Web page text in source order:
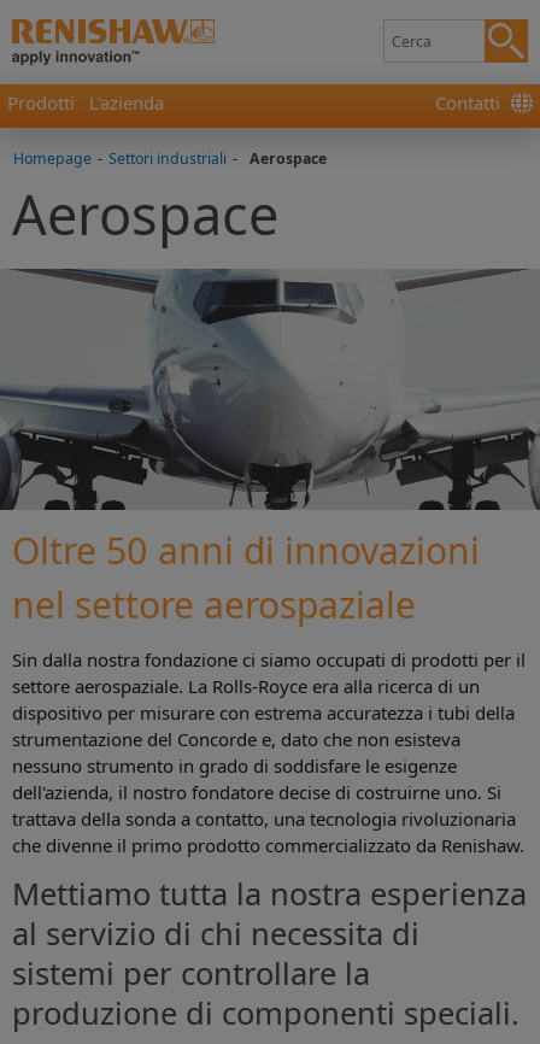
Prodotti L'azienda Contatti
Homepage - Settori industriali - Aerospace
Aerospace
Oltre 50 anni di innovazioni
nel settore aerospaziale
Sin dalla nostra fondazione ci siamo occupati di prodotti per il
settore aerospaziale. La Rolls-Royce era alla ricerca di un
dispositivo per misurare con estrema accuratezza i tubi della
strumentazione del Concorde e, dato che non esisteva
nessuno strumento in grado di soddisfare le esigenze
dell'azienda, il nostro fondatore decise di costruirne uno. Si
trattava della sonda a contatto, una tecnologia rivoluzionaria
che divenne il primo prodotto commercializzato da Renishaw.
Mettiamo tutta la nostra esperienza
al servizio di chi necessita di
sistemi per controllare la
produzione di componenti speciali.